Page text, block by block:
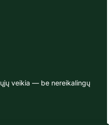
veikia — be nereikalingų